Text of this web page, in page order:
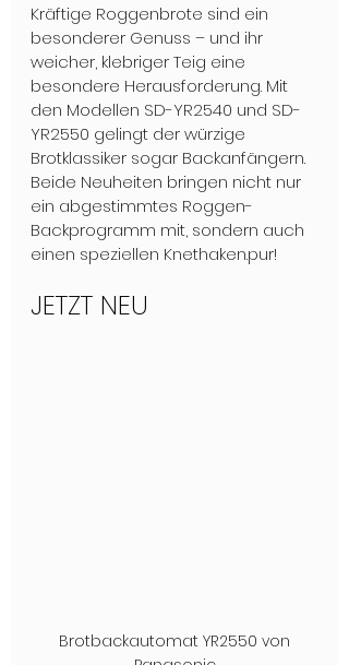
Kräftige Roggenbrote sind ein
besonderer Genuss – und ihr
weicher, klebriger Teig eine
besondere Herausforderung. Mit
den Modellen SD-YR2540 und SD-
YR2550 gelingt der würzige
Brotklassiker sogar Backanfängern.
Beide Neuheiten bringen nicht nur
ein abgestimmtes Roggen-
Backprogramm mit, sondern auch
einen speziellen Knethaken.pur!
JETZT NEU